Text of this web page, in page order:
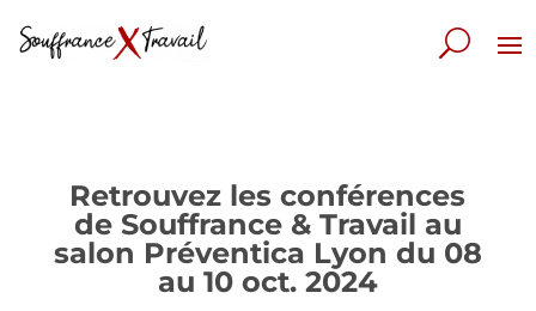
Retrouvez les conférences
de Souffrance & Travail au
salon Préventica Lyon du 08
au 10 oct. 2024